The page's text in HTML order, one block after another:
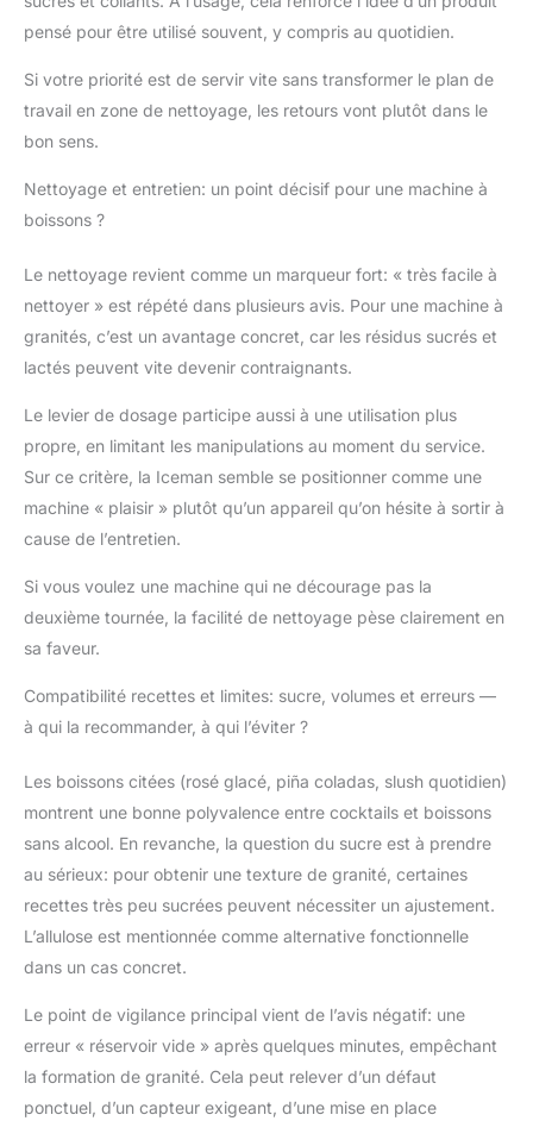
pensé pour être utilisé souvent, y compris au quotidien.
Si votre priorité est de servir vite sans transformer le plan de
travail en zone de nettoyage, les retours vont plutôt dans le
bon sens.
Nettoyage et entretien: un point décisif pour une machine à
boissons ?
Le nettoyage revient comme un marqueur fort: « très facile à
nettoyer » est répété dans plusieurs avis. Pour une machine à
granités, c’est un avantage concret, car les résidus sucrés et
lactés peuvent vite devenir contraignants.
Le levier de dosage participe aussi à une utilisation plus
propre, en limitant les manipulations au moment du service.
Sur ce critère, la Iceman semble se positionner comme une
machine « plaisir » plutôt qu’un appareil qu’on hésite à sortir à
cause de l’entretien.
Si vous voulez une machine qui ne décourage pas la
deuxième tournée, la facilité de nettoyage pèse clairement en
sa faveur.
Compatibilité recettes et limites: sucre, volumes et erreurs —
à qui la recommander, à qui l’éviter ?
Les boissons citées (rosé glacé, piña coladas, slush quotidien)
montrent une bonne polyvalence entre cocktails et boissons
sans alcool. En revanche, la question du sucre est à prendre
au sérieux: pour obtenir une texture de granité, certaines
recettes très peu sucrées peuvent nécessiter un ajustement.
L’allulose est mentionnée comme alternative fonctionnelle
dans un cas concret.
Le point de vigilance principal vient de l’avis négatif: une
erreur « réservoir vide » après quelques minutes, empêchant
la formation de granité. Cela peut relever d’un défaut
ponctuel, d’un capteur exigeant, d’une mise en place